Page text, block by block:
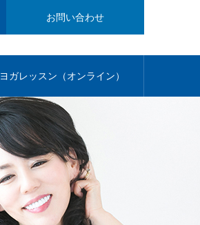
お問い合わせ
ヨガレッスン（オンライン）